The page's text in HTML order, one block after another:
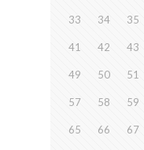
33 34 35
41 42 43
49 50 51
57 58 59
65 66 67